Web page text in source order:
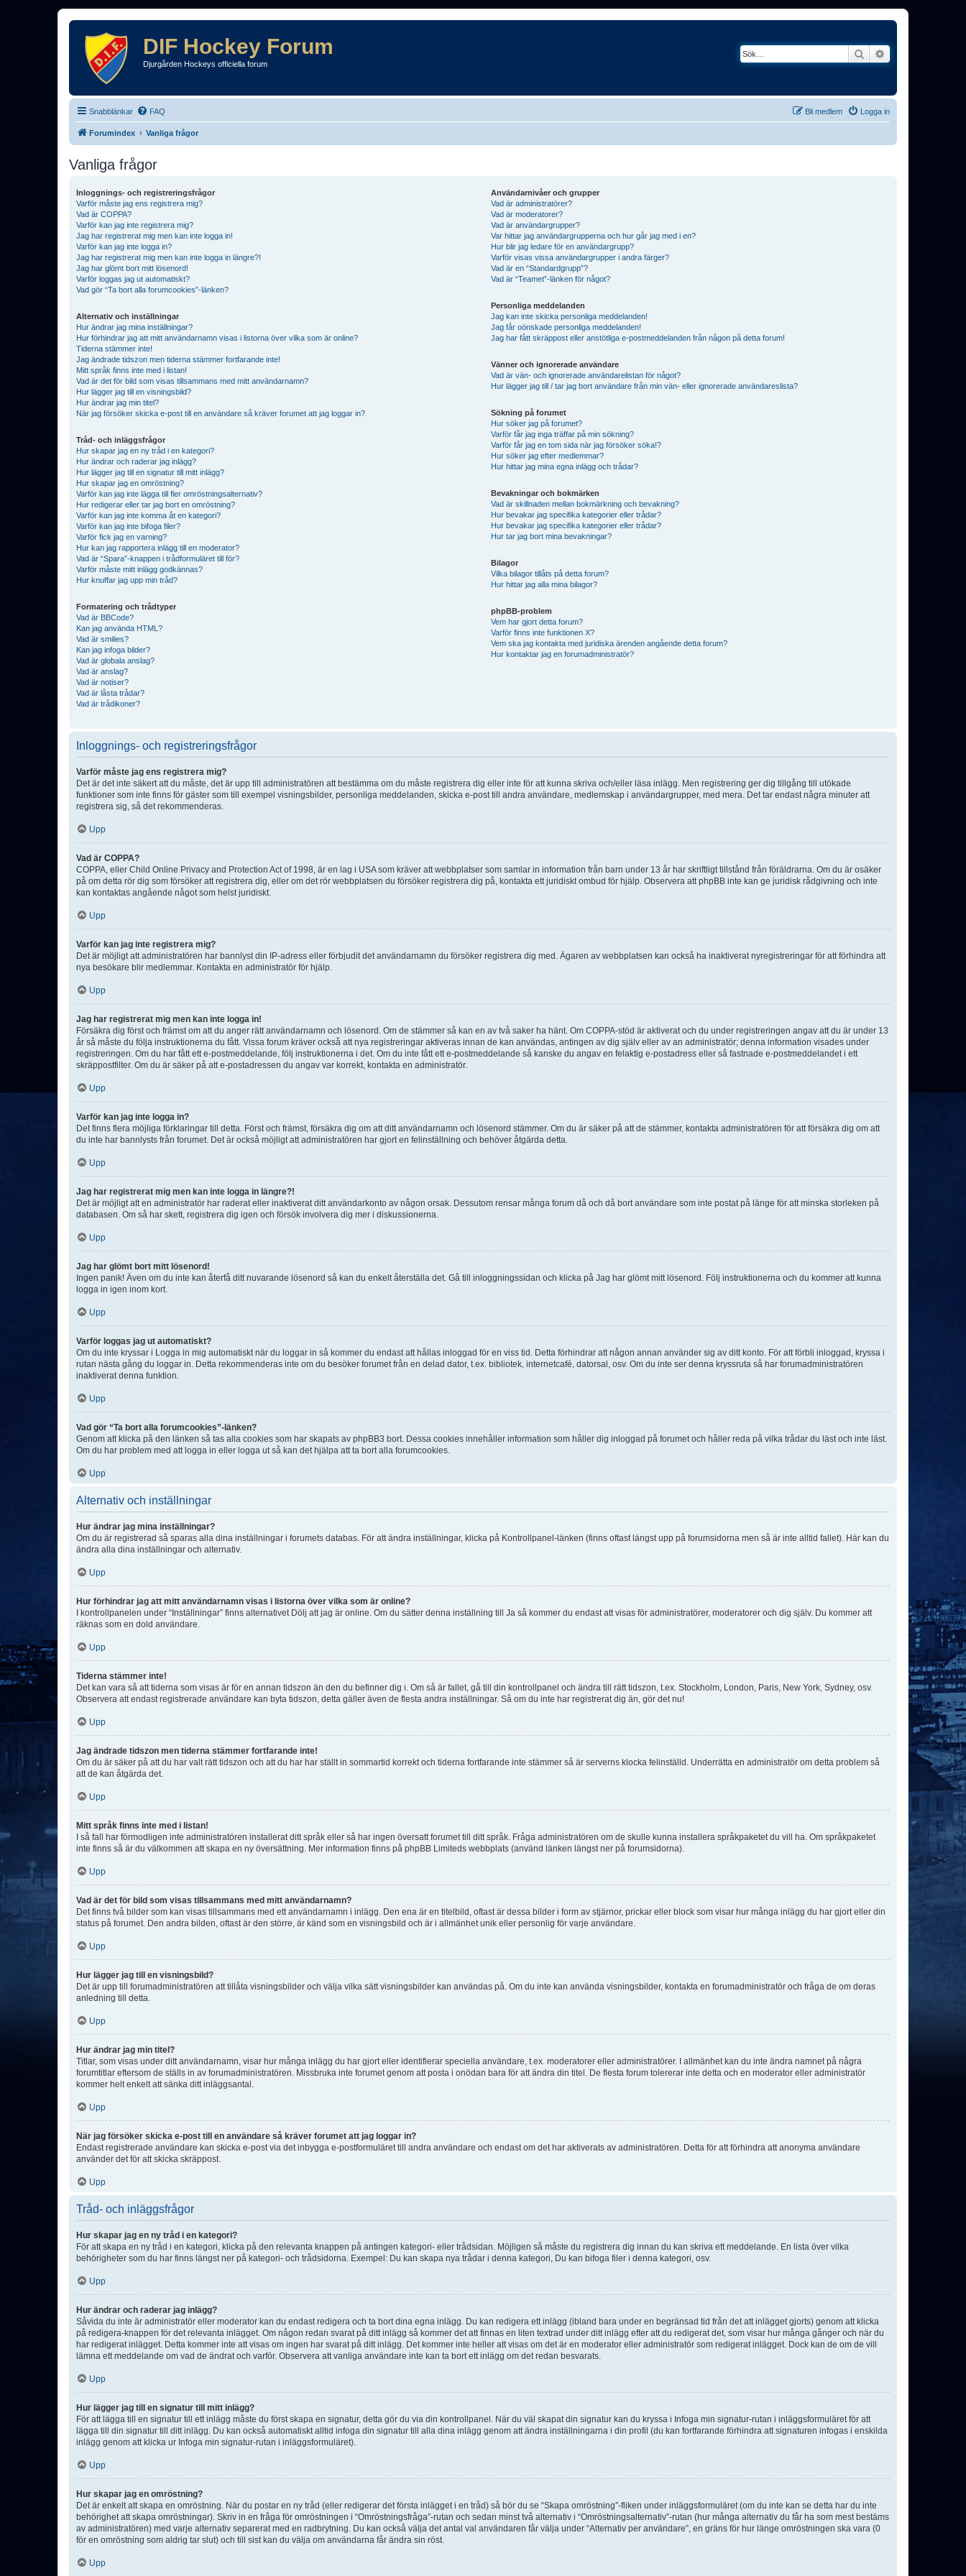
DIF Hockey Forum
Djurgården Hockeys officiella forum
Sök
Snabblänkar FAQ Logga in
Bli medlem
Forumindex Vanliga frågor
Vanliga frågor
Inloggnings- och registreringsfrågor
Varför måste jag ens registrera mig?
Vad är COPPA?
Varför kan jag inte registrera mig?
Jag har registrerat mig men kan inte logga in!
Varför kan jag inte logga in?
Jag har registrerat mig men kan inte logga in längre?!
Jag har glömt bort mitt lösenord!
Varför loggas jag ut automatiskt?
Vad gör “Ta bort alla forumcookies”-länken?
Alternativ och inställningar
Hur ändrar jag mina inställningar?
Hur förhindrar jag att mitt användarnamn visas i listorna över vilka som är online?
Tiderna stämmer inte!
Jag ändrade tidszon men tiderna stämmer fortfarande inte!
Mitt språk finns inte med i listan!
Vad är det för bild som visas tillsammans med mitt användarnamn?
Hur lägger jag till en visningsbild?
Hur ändrar jag min titel?
När jag försöker skicka e-post till en användare så kräver forumet att jag loggar in?
Tråd- och inläggsfrågor
Hur skapar jag en ny tråd i en kategori?
Hur ändrar och raderar jag inlägg?
Hur lägger jag till en signatur till mitt inlägg?
Hur skapar jag en omröstning?
Varför kan jag inte lägga till fler omröstningsalternativ?
Hur redigerar eller tar jag bort en omröstning?
Varför kan jag inte komma åt en kategori?
Varför kan jag inte bifoga filer?
Varför fick jag en varning?
Hur kan jag rapportera inlägg till en moderator?
Vad är “Spara”-knappen i trådformuläret till för?
Varför måste mitt inlägg godkännas?
Hur knuffar jag upp min tråd?
Formatering och trådtyper
Vad är BBCode?
Kan jag använda HTML?
Vad är smilies?
Kan jag infoga bilder?
Vad är globala anslag?
Vad är anslag?
Vad är notiser?
Vad är låsta trådar?
Vad är trådikoner?
Användarnivåer och grupper
Vad är administratörer?
Vad är moderatorer?
Vad är användargrupper?
Var hittar jag användargrupperna och hur går jag med i en?
Hur blir jag ledare för en användargrupp?
Varför visas vissa användargrupper i andra färger?
Vad är en “Standardgrupp”?
Vad är “Teamet”-länken för något?
Personliga meddelanden
Jag kan inte skicka personliga meddelanden!
Jag får oönskade personliga meddelanden!
Jag har fått skräppost eller anstötliga e-postmeddelanden från någon på detta forum!
Vänner och ignorerade användare
Vad är vän- och ignorerade användarelistan för något?
Hur lägger jag till / tar jag bort användare från min vän- eller ignorerade användareslista?
Sökning på forumet
Hur söker jag på forumet?
Varför får jag inga träffar på min sökning?
Varför får jag en tom sida när jag försöker söka!?
Hur söker jag efter medlemmar?
Hur hittar jag mina egna inlägg och trådar?
Bevakningar och bokmärken
Vad är skillnaden mellan bokmärkning och bevakning?
Hur bevakar jag specifika kategorier eller trådar?
Hur bevakar jag specifika kategorier eller trådar?
Hur tar jag bort mina bevakningar?
Bilagor
Vilka bilagor tillåts på detta forum?
Hur hittar jag alla mina bilagor?
phpBB-problem
Vem har gjort detta forum?
Varför finns inte funktionen X?
Vem ska jag kontakta med juridiska ärenden angående detta forum?
Hur kontaktar jag en forumadministratör?
Inloggnings- och registreringsfrågor
Varför måste jag ens registrera mig?
Det är det inte säkert att du måste, det är upp till administratören att bestämma om du måste registrera dig eller inte för att kunna skriva och/eller läsa inlägg. Men registrering ger dig tillgång till utökade
funktioner som inte finns för gäster som till exempel visningsbilder, personliga meddelanden, skicka e-post till andra användare, medlemskap i användargrupper, med mera. Det tar endast några minuter att
registrera sig, så det rekommenderas.
Upp
Vad är COPPA?
COPPA, eller Child Online Privacy and Protection Act of 1998, är en lag i USA som kräver att webbplatser som samlar in information från barn under 13 år har skriftligt tillstånd från föräldrarna. Om du är osäker
på om detta rör dig som försöker att registrera dig, eller om det rör webbplatsen du försöker registrera dig på, kontakta ett juridiskt ombud för hjälp. Observera att phpBB inte kan ge juridisk rådgivning och inte
kan kontaktas angående något som helst juridiskt.
Upp
Varför kan jag inte registrera mig?
Det är möjligt att administratören har bannlyst din IP-adress eller förbjudit det användarnamn du försöker registrera dig med. Ägaren av webbplatsen kan också ha inaktiverat nyregistreringar för att förhindra att
nya besökare blir medlemmar. Kontakta en administratör för hjälp.
Upp
Jag har registrerat mig men kan inte logga in!
Försäkra dig först och främst om att du anger rätt användarnamn och lösenord. Om de stämmer så kan en av två saker ha hänt. Om COPPA-stöd är aktiverat och du under registreringen angav att du är under 13
år så måste du följa instruktionerna du fått. Vissa forum kräver också att nya registreringar aktiveras innan de kan användas, antingen av dig själv eller av an administratör; denna information visades under
registreringen. Om du har fått ett e-postmeddelande, följ instruktionerna i det. Om du inte fått ett e-postmeddelande så kanske du angav en felaktig e-postadress eller så fastnade e-postmeddelandet i ett
skräppostfilter. Om du är säker på att e-postadressen du angav var korrekt, kontakta en administratör.
Upp
Varför kan jag inte logga in?
Det finns flera möjliga förklaringar till detta. Först och främst, försäkra dig om att ditt användarnamn och lösenord stämmer. Om du är säker på att de stämmer, kontakta administratören för att försäkra dig om att
du inte har bannlysts från forumet. Det är också möjligt att administratören har gjort en felinställning och behöver åtgärda detta.
Upp
Jag har registrerat mig men kan inte logga in längre?!
Det är möjligt att en administratör har raderat eller inaktiverat ditt användarkonto av någon orsak. Dessutom rensar många forum då och då bort användare som inte postat på länge för att minska storleken på
databasen. Om så har skett, registrera dig igen och försök involvera dig mer i diskussionerna.
Upp
Jag har glömt bort mitt lösenord!
Ingen panik! Även om du inte kan återfå ditt nuvarande lösenord så kan du enkelt återställa det. Gå till inloggningssidan och klicka på Jag har glömt mitt lösenord. Följ instruktionerna och du kommer att kunna
logga in igen inom kort.
Upp
Varför loggas jag ut automatiskt?
Om du inte kryssar i Logga in mig automatiskt när du loggar in så kommer du endast att hållas inloggad för en viss tid. Detta förhindrar att någon annan använder sig av ditt konto. För att förbli inloggad, kryssa i
rutan nästa gång du loggar in. Detta rekommenderas inte om du besöker forumet från en delad dator, t.ex. bibliotek, internetcafé, datorsal, osv. Om du inte ser denna kryssruta så har forumadministratören
inaktiverat denna funktion.
Upp
Vad gör “Ta bort alla forumcookies”-länken?
Genom att klicka på den länken så tas alla cookies som har skapats av phpBB3 bort. Dessa cookies innehåller information som håller dig inloggad på forumet och håller reda på vilka trådar du läst och inte läst.
Om du har problem med att logga in eller logga ut så kan det hjälpa att ta bort alla forumcookies.
Upp
Alternativ och inställningar
Hur ändrar jag mina inställningar?
Om du är registrerad så sparas alla dina inställningar i forumets databas. För att ändra inställningar, klicka på Kontrollpanel-länken (finns oftast längst upp på forumsidorna men så är inte alltid fallet). Här kan du
ändra alla dina inställningar och alternativ.
Upp
Hur förhindrar jag att mitt användarnamn visas i listorna över vilka som är online?
I kontrollpanelen under “Inställningar” finns alternativet Dölj att jag är online. Om du sätter denna inställning till Ja så kommer du endast att visas för administratörer, moderatorer och dig själv. Du kommer att
räknas som en dold användare.
Upp
Tiderna stämmer inte!
Det kan vara så att tiderna som visas är för en annan tidszon än den du befinner dig i. Om så är fallet, gå till din kontrollpanel och ändra till rätt tidszon, t.ex. Stockholm, London, Paris, New York, Sydney, osv.
Observera att endast registrerade användare kan byta tidszon, detta gäller även de flesta andra inställningar. Så om du inte har registrerat dig än, gör det nu!
Upp
Jag ändrade tidszon men tiderna stämmer fortfarande inte!
Om du är säker på att du har valt rätt tidszon och att du har har ställt in sommartid korrekt och tiderna fortfarande inte stämmer så är serverns klocka felinställd. Underrätta en administratör om detta problem så
att de kan åtgärda det.
Upp
Mitt språk finns inte med i listan!
I så fall har förmodligen inte administratören installerat ditt språk eller så har ingen översatt forumet till ditt språk. Fråga administratören om de skulle kunna installera språkpaketet du vill ha. Om språkpaketet
inte finns så är du välkommen att skapa en ny översättning. Mer information finns på phpBB Limiteds webbplats (använd länken längst ner på forumsidorna).
Upp
Vad är det för bild som visas tillsammans med mitt användarnamn?
Det finns två bilder som kan visas tillsammans med ett användarnamn i inlägg. Den ena är en titelbild, oftast är dessa bilder i form av stjärnor, prickar eller block som visar hur många inlägg du har gjort eller din
status på forumet. Den andra bilden, oftast är den större, är känd som en visningsbild och är i allmänhet unik eller personlig för varje användare.
Upp
Hur lägger jag till en visningsbild?
Det är upp till forumadministratören att tillåta visningsbilder och välja vilka sätt visningsbilder kan användas på. Om du inte kan använda visningsbilder, kontakta en forumadministratör och fråga de om deras
anledning till detta.
Upp
Hur ändrar jag min titel?
Titlar, som visas under ditt användarnamn, visar hur många inlägg du har gjort eller identifierar speciella användare, t.ex. moderatorer eller administratörer. I allmänhet kan du inte ändra namnet på några
forumtitlar eftersom de ställs in av forumadministratören. Missbruka inte forumet genom att posta i onödan bara för att ändra din titel. De flesta forum tolererar inte detta och en moderator eller administratör
kommer helt enkelt att sänka ditt inläggsantal.
Upp
När jag försöker skicka e-post till en användare så kräver forumet att jag loggar in?
Endast registrerade användare kan skicka e-post via det inbygga e-postformuläret till andra användare och endast om det har aktiverats av administratören. Detta för att förhindra att anonyma användare
använder det för att skicka skräppost.
Upp
Tråd- och inläggsfrågor
Hur skapar jag en ny tråd i en kategori?
För att skapa en ny tråd i en kategori, klicka på den relevanta knappen på antingen kategori- eller trådsidan. Möjligen så måste du registrera dig innan du kan skriva ett meddelande. En lista över vilka
behörigheter som du har finns längst ner på kategori- och trådsidorna. Exempel: Du kan skapa nya trådar i denna kategori, Du kan bifoga filer i denna kategori, osv.
Upp
Hur ändrar och raderar jag inlägg?
Såvida du inte är administratör eller moderator kan du endast redigera och ta bort dina egna inlägg. Du kan redigera ett inlägg (ibland bara under en begränsad tid från det att inlägget gjorts) genom att klicka
på redigera-knappen för det relevanta inlägget. Om någon redan svarat på ditt inlägg så kommer det att finnas en liten textrad under ditt inlägg efter att du redigerat det, som visar hur många gånger och när du
har redigerat inlägget. Detta kommer inte att visas om ingen har svarat på ditt inlägg. Det kommer inte heller att visas om det är en moderator eller administratör som redigerat inlägget. Dock kan de om de vill
lämna ett meddelande om vad de ändrat och varför. Observera att vanliga användare inte kan ta bort ett inlägg om det redan besvarats.
Upp
Hur lägger jag till en signatur till mitt inlägg?
För att lägga till en signatur till ett inlägg måste du först skapa en signatur, detta gör du via din kontrollpanel. När du väl skapat din signatur kan du kryssa i Infoga min signatur-rutan i inläggsformuläret för att
lägga till din signatur till ditt inlägg. Du kan också automatiskt alltid infoga din signatur till alla dina inlägg genom att ändra inställningarna i din profil (du kan fortfarande förhindra att signaturen infogas i enskilda
inlägg genom att klicka ur Infoga min signatur-rutan i inläggsformuläret).
Upp
Hur skapar jag en omröstning?
Det är enkelt att skapa en omröstning. När du postar en ny tråd (eller redigerar det första inlägget i en tråd) så bör du se “Skapa omröstning”-fliken under inläggsformuläret (om du inte kan se detta har du inte
behörighet att skapa omröstningar). Skriv in en fråga för omröstningen i “Omröstningsfråga”-rutan och sedan minst två alternativ i “Omröstningsalternativ”-rutan (hur många alternativ du får ha som mest bestäms
av administratören) med varje alternativ separerat med en radbrytning. Du kan också välja det antal val användaren får välja under “Alternativ per användare”, en gräns för hur länge omröstningen ska vara (0
för en omröstning som aldrig tar slut) och till sist kan du välja om användarna får ändra sin röst.
Upp